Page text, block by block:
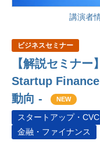
講演者
ビジネスセミナー
【解説セミナ
Startup Finance
動向 -
NEW
スタートアップ・CVC
金融・ファイナンス